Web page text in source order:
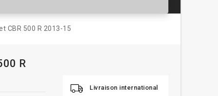
CBR 500 R 2013-15
R
Livraison international